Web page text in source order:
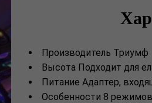
Производитель Триумф
Высота Подходит для
Питание Адaптер,
Особенности 8